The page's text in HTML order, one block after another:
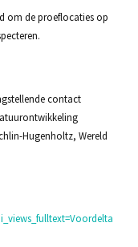
om de proeflocaties op
contact
Hugenholtz, Wereld